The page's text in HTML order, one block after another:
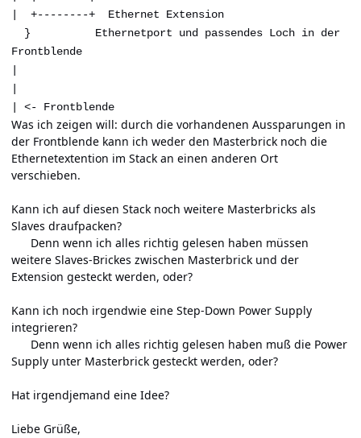
| +--------+ Ethernet Extension
} Ethernetport und passendes Loch in der
Frontblende
| <- Frontblende
Was ich zeigen will: durch die vorhandenen Aussparungen in
der Frontblende kann ich weder den Masterbrick noch die
Ethernetextention im Stack an einen anderen Ort
verschieben.
Kann ich auf diesen Stack noch weitere Masterbricks als
Slaves draufpacken?
Denn wenn ich alles richtig gelesen haben müssen
weitere Slaves-Brickes zwischen Masterbrick und der
Extension gesteckt werden, oder?
Kann ich noch irgendwie eine Step-Down Power Supply
integrieren?
Denn wenn ich alles richtig gelesen haben muß die Power
Supply unter Masterbrick gesteckt werden, oder?
Hat irgendjemand eine Idee?
Liebe Grüße,